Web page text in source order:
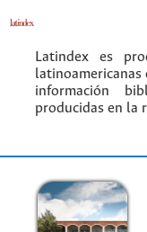
Latindex es
latinoamericanas
información
producidas en la